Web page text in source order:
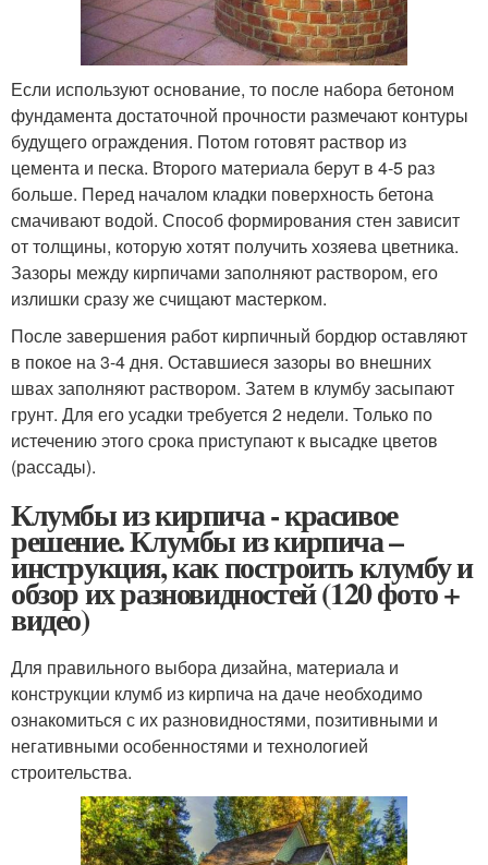
Если используют основание, то после набора бетоном
фундамента достаточной прочности размечают контуры
будущего ограждения. Потом готовят раствор из
цемента и песка. Второго материала берут в 4-5 раз
больше. Перед началом кладки поверхность бетона
смачивают водой. Способ формирования стен зависит
от толщины, которую хотят получить хозяева цветника.
Зазоры между кирпичами заполняют раствором, его
излишки сразу же счищают мастерком.
После завершения работ кирпичный бордюр оставляют
в покое на 3-4 дня. Оставшиеся зазоры во внешних
швах заполняют раствором. Затем в клумбу засыпают
грунт. Для его усадки требуется 2 недели. Только по
истечению этого срока приступают к высадке цветов
(рассады).
Клумбы из кирпича - красивое
решение. Клумбы из кирпича –
инструкция, как построить клумбу и
обзор их разновидностей (120 фото +
видео)
Для правильного выбора дизайна, материала и
конструкции клумб из кирпича на даче необходимо
ознакомиться с их разновидностями, позитивными и
негативными особенностями и технологией
строительства.